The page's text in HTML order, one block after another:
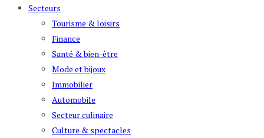
Secteurs
Tourisme & loisirs
Finance
Santé & bien-être
Mode et bijoux
Immobilier
Automobile
Secteur culinaire
Culture & spectacles